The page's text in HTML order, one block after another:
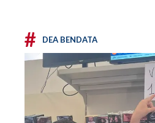
# DEA BENDATA